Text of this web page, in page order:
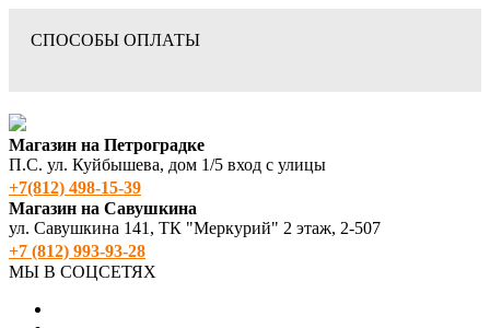
СПОСОБЫ ОПЛАТЫ
Магазин на Петроградке
П.С. ул. Куйбышева, дом 1/5 вход с улицы
+7(812) 498‑15-39
Магазин на Савушкина
ул. Савушкина 141, ТК "Меркурий" 2 этаж, 2-507
+7 (812) 993-93-28
МЫ В СОЦСЕТЯХ